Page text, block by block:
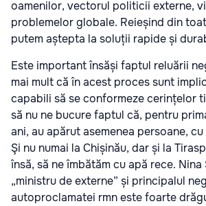
oamenilor, vectorul politicii externe,
problemelor globale. Reieșind din
putem aștepta la soluții rapide și
Este important însăși faptul reluării
mai mult că în acest proces sunt
capabili să se conformeze cerințelor
să nu ne bucure faptul că, pentru
ani, au apărut asemenea persoane,
Şi nu numai la Chișinău, dar și la
însă, să ne îmbătăm cu apă rece. Nina
„ministru de externe” și principalul
autoproclamatei rmn este foarte